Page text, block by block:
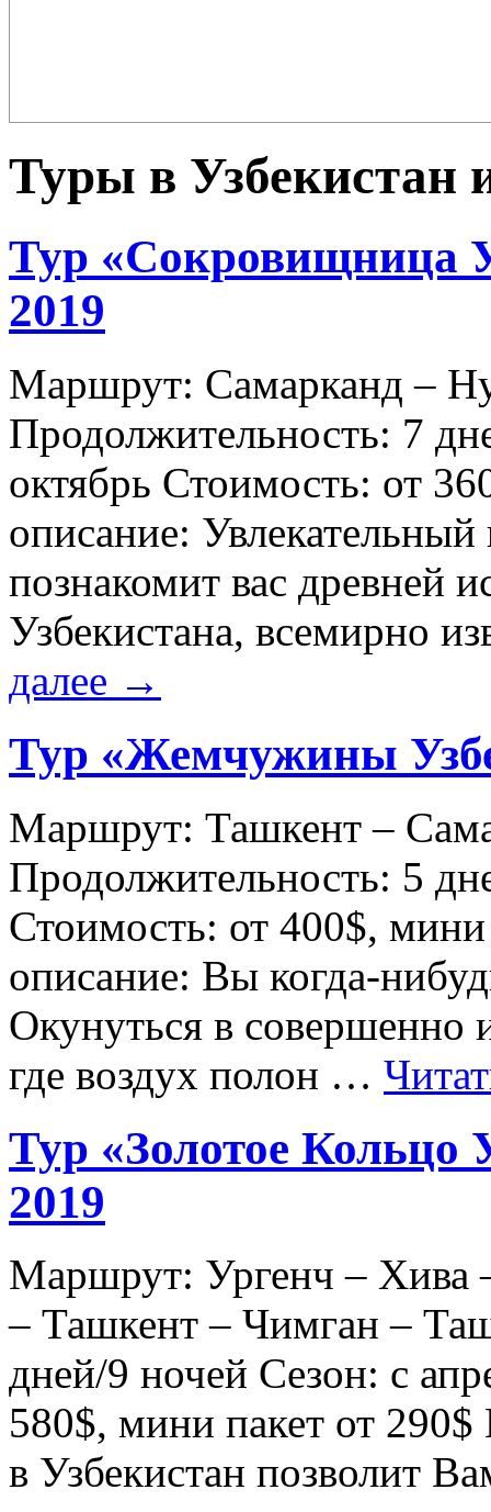
Туры в Узбекистан
Тур «Сокровищница
2019
Маршрут: Самарканд –
Продолжительность: 7
октябрь Стоимость: от
описание:
познакомит вас древней
Узбекистана, всемирно
далее →
Тур «Жемчужины
Маршрут: Ташкент –
Продолжительность: 5
Стоимость: от 400$, мини
описание: Вы когда-
Окунуться в совершенно
где воздух полон …
Тур «Золотое Кольцо
2019
Маршрут: Ургенч – Хива
– Ташкент – Чимган –
дней/9 ночей Сезон: с
580$, мини пакет от
в Узбекистан позволит